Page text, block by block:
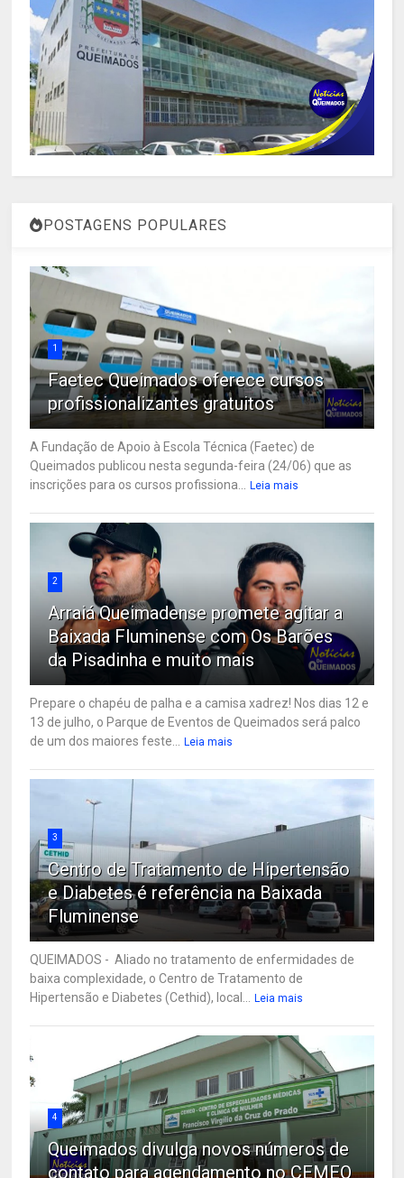
POSTAGENS POPULARES
1
Faetec Queimados oferece cursos
profissionalizantes gratuitos
A Fundação de Apoio à Escola Técnica (Faetec) de
Queimados publicou nesta segunda-feira (24/06) que as
inscrições para os cursos profissiona...
Leia mais
2
Arraiá Queimadense promete agitar a
Baixada Fluminense com Os Barões
da Pisadinha e muito mais
Prepare o chapéu de palha e a camisa xadrez! Nos dias 12 e
13 de julho, o Parque de Eventos de Queimados será palco
de um dos maiores feste...
Leia mais
3
Centro de Tratamento de Hipertensão
e Diabetes é referência na Baixada
Fluminense
QUEIMADOS - Aliado no tratamento de enfermidades de
baixa complexidade, o Centro de Tratamento de
Hipertensão e Diabetes (Cethid), local...
Leia mais
4
Queimados divulga novos números de
contato para agendamento no CEMEQ